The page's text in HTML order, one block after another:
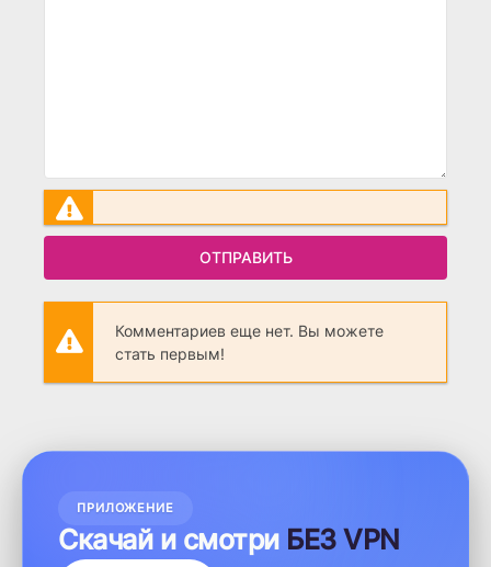
ОТПРАВИТЬ
Комментариев еще нет. Вы можете
стать первым!
ПРИЛОЖЕНИЕ
Скачай и смотри БЕЗ VPN